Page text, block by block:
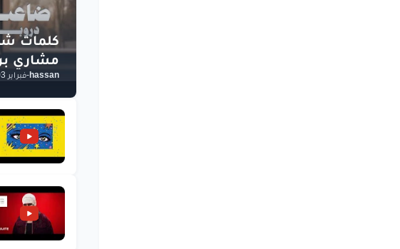
hassan
-فبراير 03, 2026